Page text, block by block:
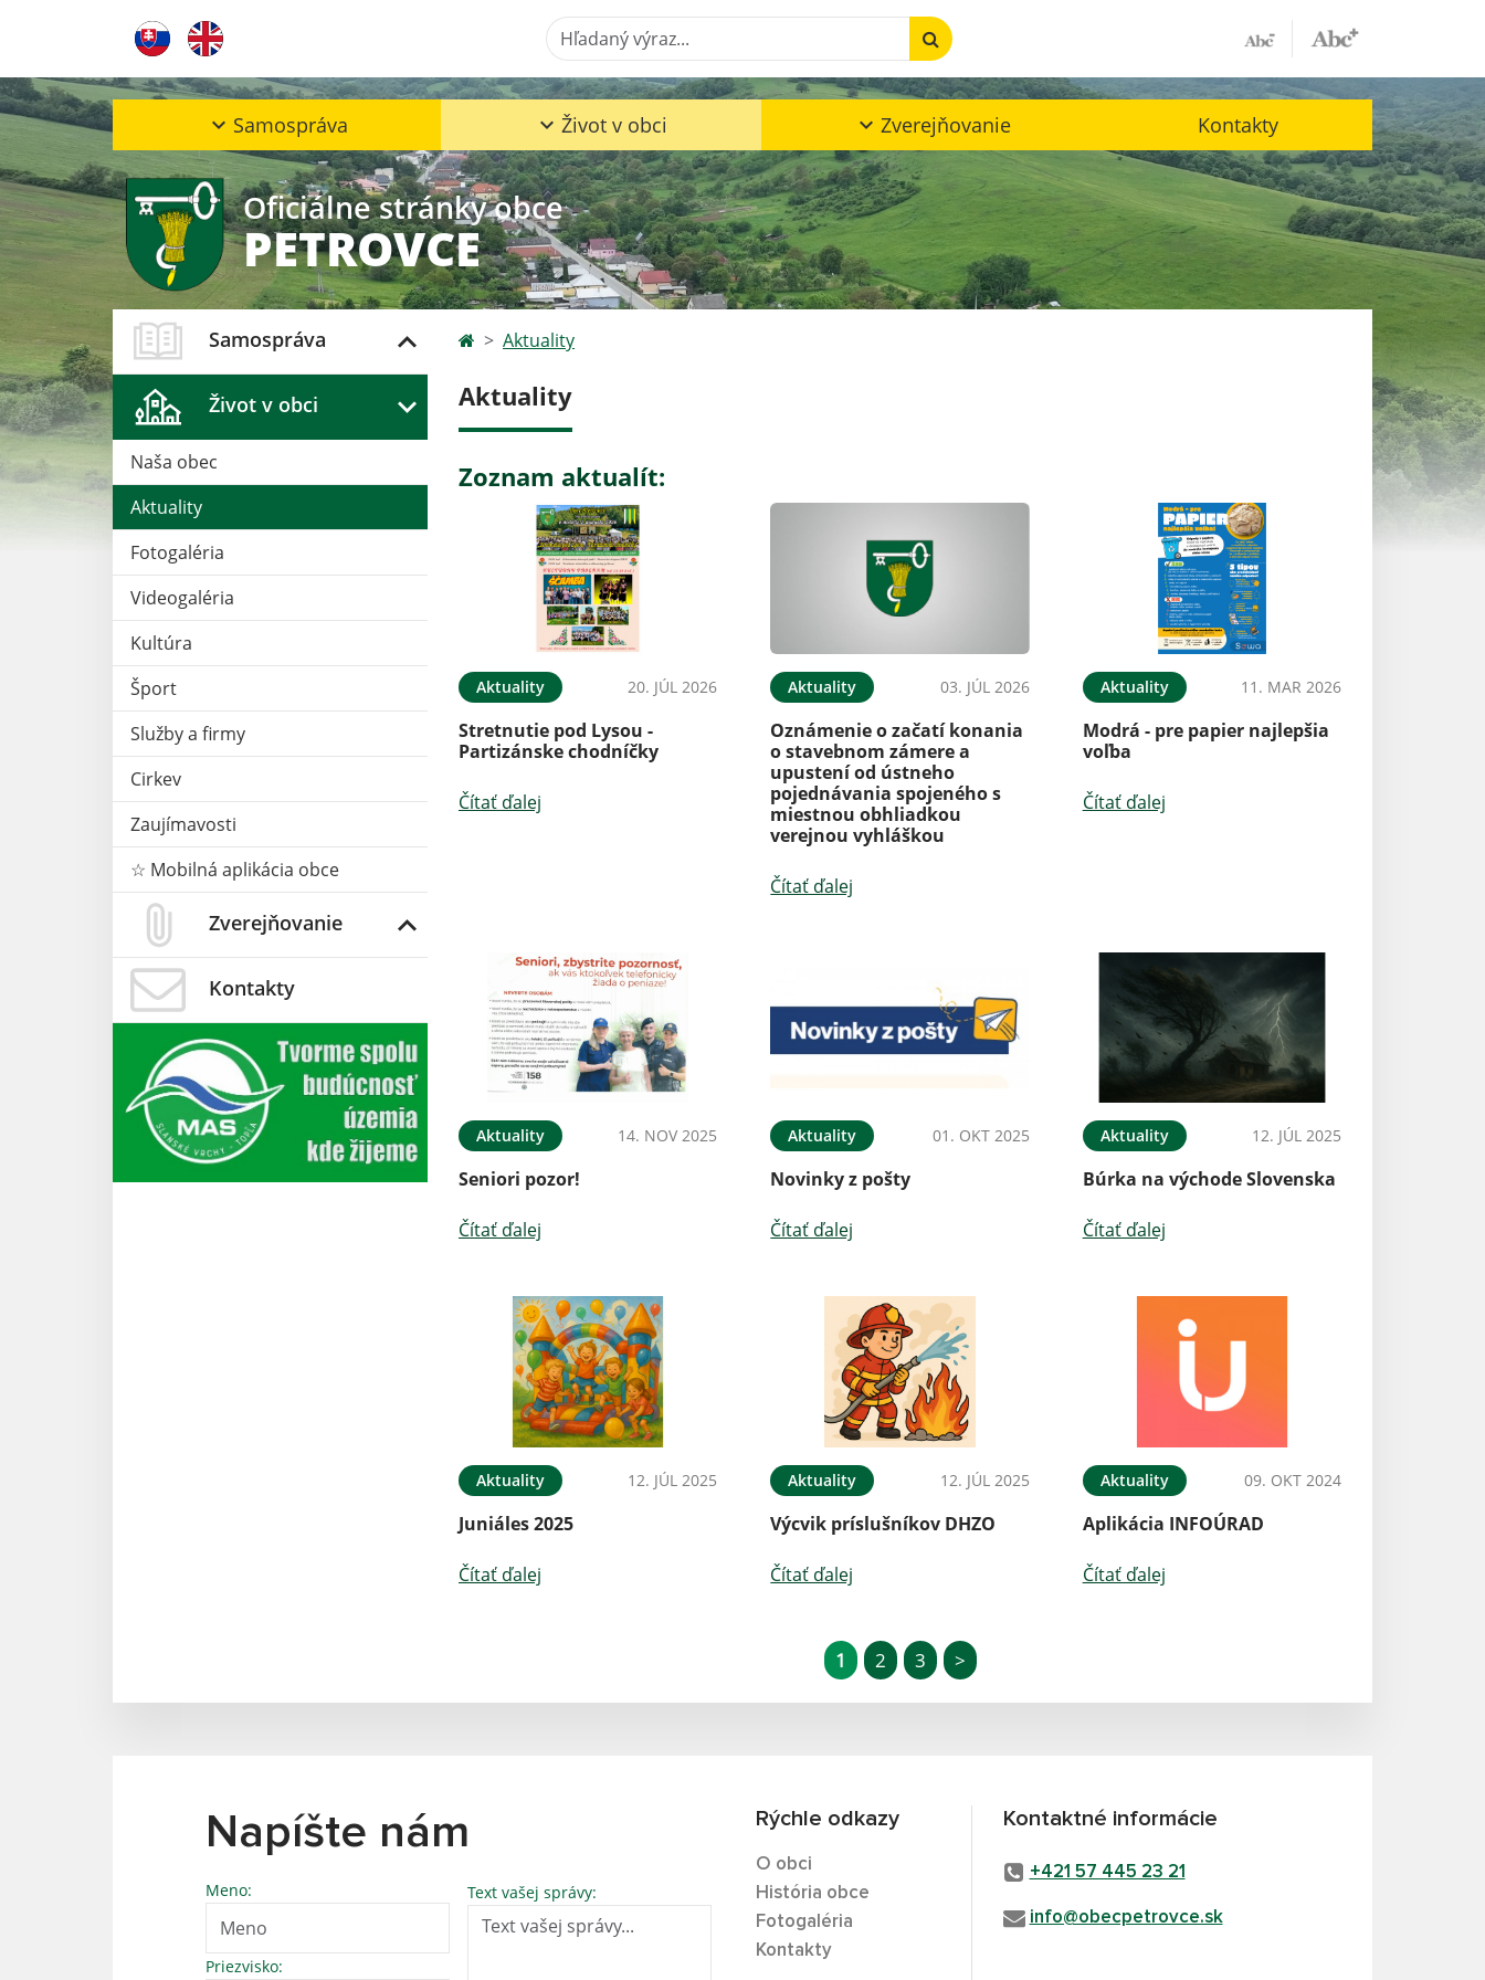
Hľadaný výraz...
Samospráva Život v obci Zverejňovanie Kontakty
Oficiálne stránky obce
PETROVCE
Samospráva
Život v obci
Naša obec
Aktuality
Fotogaléria
Videogaléria
Kultúra
Šport
Služby a firmy
Cirkev
Zaujímavosti
☆ Mobilná aplikácia obce
Zverejňovanie
Kontakty
Aktuality
Aktuality
Zoznam aktualít:
Aktuality 20. JÚL 2026
Stretnutie pod Lysou -
Partizánske chodníčky
Čítať ďalej
Aktuality 03. JÚL 2026
Oznámenie o začatí konania
o stavebnom zámere a
upustení od ústneho
pojednávania spojeného s
miestnou obhliadkou
verejnou vyhláškou
Čítať ďalej
Aktuality 11. MAR 2026
Modrá - pre papier najlepšia
voľba
Čítať ďalej
Aktuality 14. NOV 2025
Seniori pozor!
Čítať ďalej
Aktuality 01. OKT 2025
Novinky z pošty
Čítať ďalej
Aktuality 12. JÚL 2025
Búrka na východe Slovenska
Čítať ďalej
Aktuality 12. JÚL 2025
Juniáles 2025
Čítať ďalej
Aktuality 12. JÚL 2025
Výcvik príslušníkov DHZO
Čítať ďalej
Aktuality 09. OKT 2024
Aplikácia INFOÚRAD
Čítať ďalej
1 2 3 >
Napíšte nám
Meno:
Priezvisko:
Text vašej správy:
Rýchle odkazy
O obci
História obce
Fotogaléria
Kontakty
Kontaktné informácie
+421 57 445 23 21
info@obecpetrovce.sk